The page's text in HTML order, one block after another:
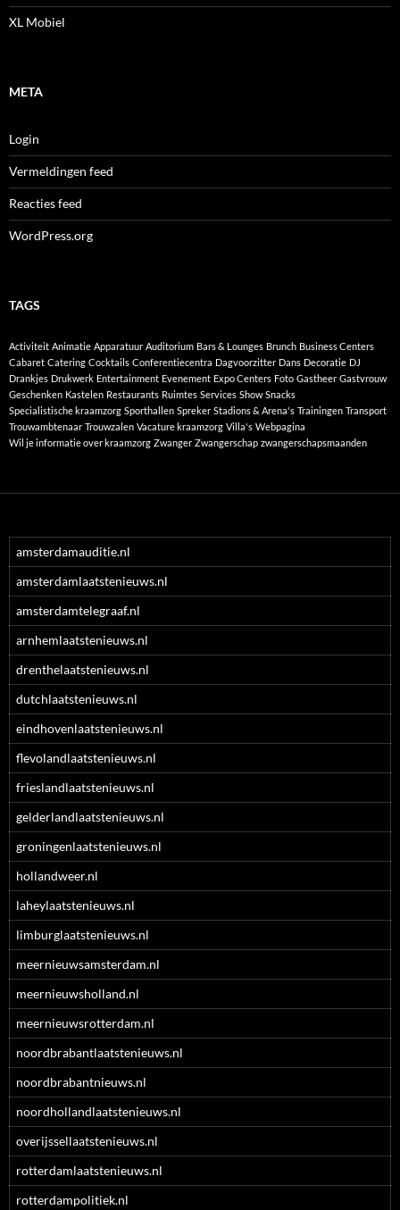
XL Mobiel
META
Login
Vermeldingen feed
Reacties feed
WordPress.org
TAGS
Activiteit Animatie Apparatuur Auditorium Bars & Lounges Brunch Business Centers
Cabaret Catering Cocktails Conferentiecentra Dagvoorzitter Dans Decoratie DJ
Drankjes Drukwerk Entertainment Evenement Expo Centers Foto Gastheer Gastvrouw
Geschenken Kastelen Restaurants Ruimtes Services Show Snacks
Specialistische kraamzorg Sporthallen Spreker Stadions & Arena's Trainingen Transport
Trouwambtenaar Trouwzalen Vacature kraamzorg Villa's Webpagina
Wil je informatie over kraamzorg Zwanger Zwangerschap zwangerschapsmaanden
amsterdamauditie.nl
amsterdamlaatstenieuws.nl
amsterdamtelegraaf.nl
arnhemlaatstenieuws.nl
drenthelaatstenieuws.nl
dutchlaatstenieuws.nl
eindhovenlaatstenieuws.nl
flevolandlaatstenieuws.nl
frieslandlaatstenieuws.nl
gelderlandlaatstenieuws.nl
groningenlaatstenieuws.nl
hollandweer.nl
laheylaatstenieuws.nl
limburglaatstenieuws.nl
meernieuwsamsterdam.nl
meernieuwsholland.nl
meernieuwsrotterdam.nl
noordbrabantlaatstenieuws.nl
noordbrabantnieuws.nl
noordhollandlaatstenieuws.nl
overijssellaatstenieuws.nl
rotterdamlaatstenieuws.nl
rotterdampolitiek.nl